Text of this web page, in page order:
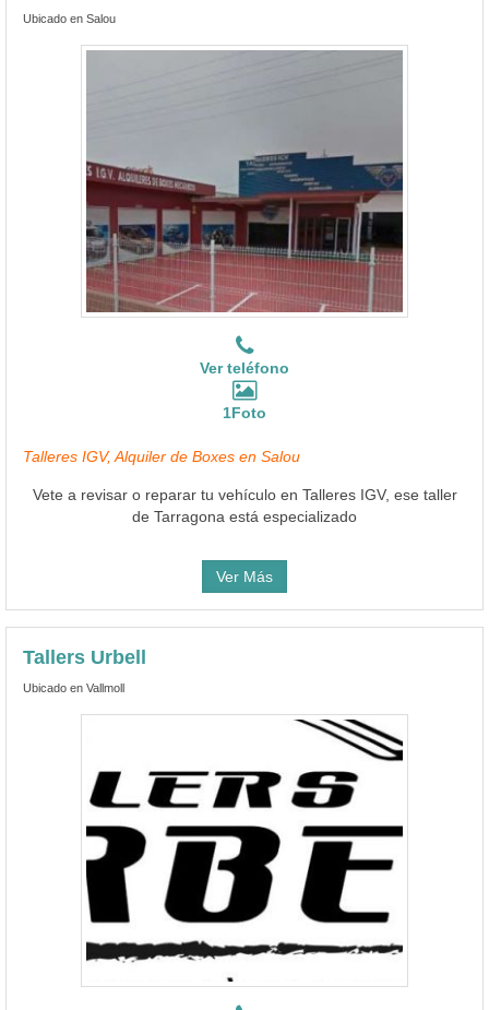
Ubicado en Salou
Ver teléfono
1Foto
Talleres IGV, Alquiler de Boxes en Salou
Vete a revisar o reparar tu vehículo en Talleres IGV, ese taller
de Tarragona está especializado
Ver Más
Tallers Urbell
Ubicado en Vallmoll